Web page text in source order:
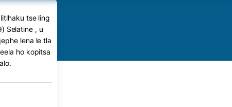
tse ling
Selatine , u
lena le tla
ho kopitsa